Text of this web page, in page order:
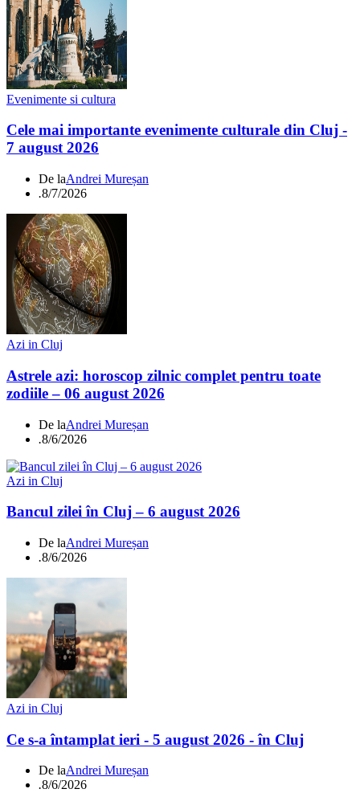
Evenimente si cultura
Cele mai importante evenimente culturale din Cluj -
7 august 2026
De laAndrei Mureșan
.8/7/2026
Azi in Cluj
Astrele azi: horoscop zilnic complet pentru toate
zodiile – 06 august 2026
De laAndrei Mureșan
.8/6/2026
Azi in Cluj
Bancul zilei în Cluj – 6 august 2026
De laAndrei Mureșan
.8/6/2026
Azi in Cluj
Ce s-a întamplat ieri - 5 august 2026 - în Cluj
De laAndrei Mureșan
.8/6/2026